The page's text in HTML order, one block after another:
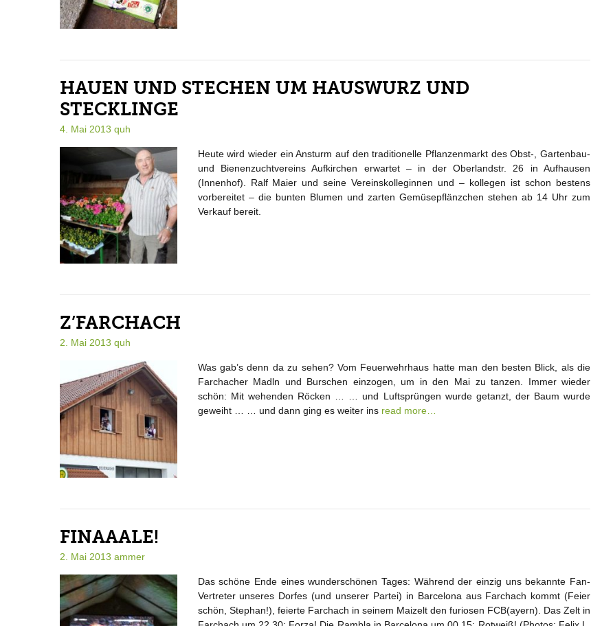
HAUEN UND STECHEN UM HAUSWURZ UND
STECKLINGE
4. Mai 2013 quh
Heute wird wieder ein Ansturm auf den traditionelle Pflanzenmarkt des Obst-, Gartenbau-
und Bienenzuchtvereins Aufkirchen erwartet – in der Oberlandstr. 26 in Aufhausen
(Innenhof). Ralf Maier und seine Vereinskolleginnen und – kollegen ist schon bestens
vorbereitet – die bunten Blumen und zarten Gemüsepflänzchen stehen ab 14 Uhr zum
Verkauf bereit.
Z’FARCHACH
2. Mai 2013 quh
Was gab’s denn da zu sehen? Vom Feuerwehrhaus hatte man den besten Blick, als die
Farchacher Madln und Burschen einzogen, um in den Mai zu tanzen. Immer wieder
schön: Mit wehenden Röcken … … und Luftsprüngen wurde getanzt, der Baum wurde
geweiht … … und dann ging es weiter ins read more…
FINAAALE!
2. Mai 2013 ammer
Das schöne Ende eines wunderschönen Tages: Während der einzig uns bekannte Fan-
Vertreter unseres Dorfes (und unserer Partei) in Barcelona aus Farchach kommt (Feier
schön, Stephan!), feierte Farchach in seinem Maizelt den furiosen FCB(ayern). Das Zelt in